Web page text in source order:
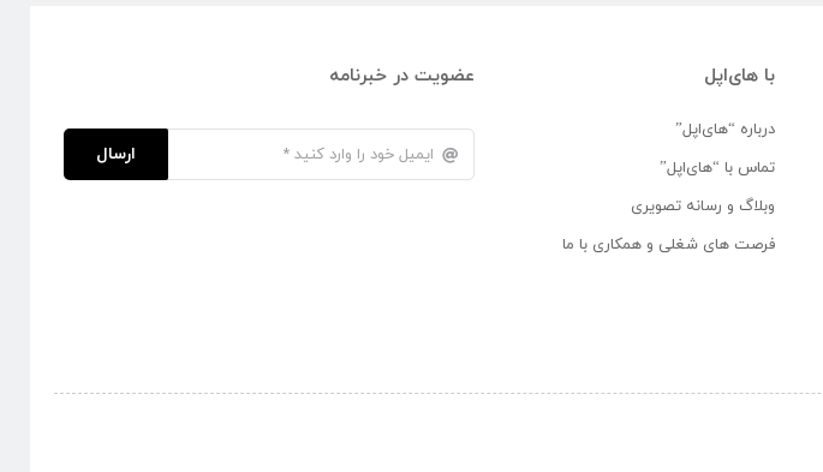
با های‌اپل
درباره “های‌اپل”
تماس با “های‌اپل”
وبلاگ و رسانه تصویری
فرصت های شغلی و همکاری با ما
عضویت در خبرنامه
ارسال